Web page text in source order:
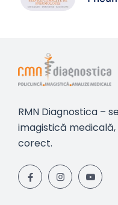
RMN Diagnostica –
imagistică
corect.